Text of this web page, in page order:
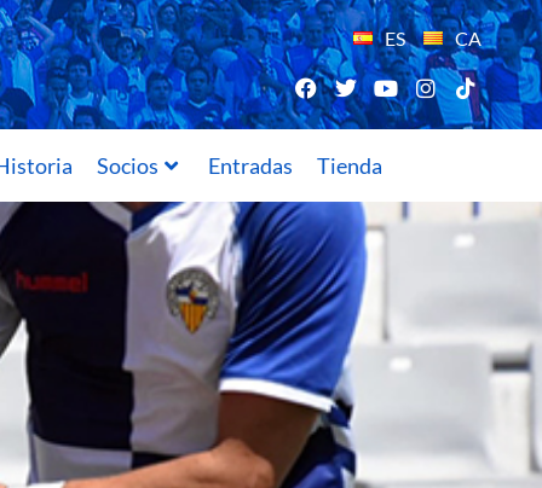
ES CA
Socios Entradas Tienda